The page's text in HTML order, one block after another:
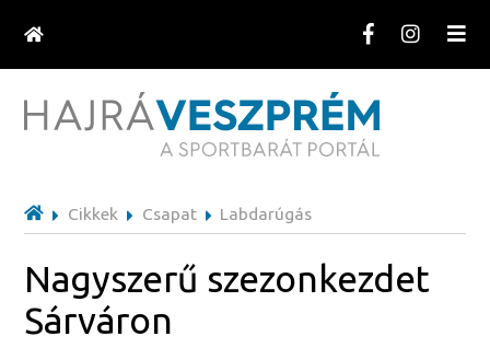
Cikkek Csapat Labdarúgás
Nagyszerű szezonkezdet
Sárváron